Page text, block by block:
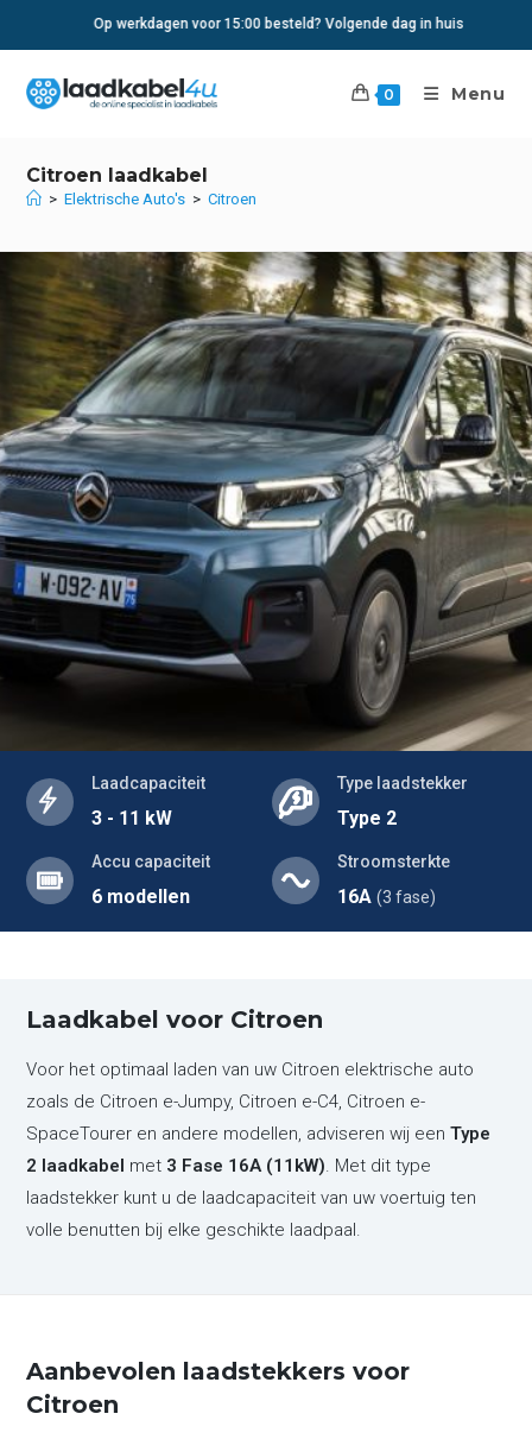
Op werkdagen voor 15:00 besteld? Volgende dag in huis
0 Menu
Citroen laadkabel
> Elektrische Auto's > Citroen
Laadcapaciteit
3 - 11 kW
Type laadstekker
Type 2
Accu capaciteit
6 modellen
Stroomsterkte
16A (3 fase)
Laadkabel voor Citroen
Voor het optimaal laden van uw Citroen elektrische auto
zoals de Citroen e-Jumpy, Citroen e-C4, Citroen e-
SpaceTourer en andere modellen, adviseren wij eenType
2 laadkabel met 3 Fase 16A (11kW). Met dit type
laadstekker kunt u de laadcapaciteit van uw voertuig ten
volle benutten bij elke geschikte laadpaal.
Aanbevolen laadstekkers voor
Citroen